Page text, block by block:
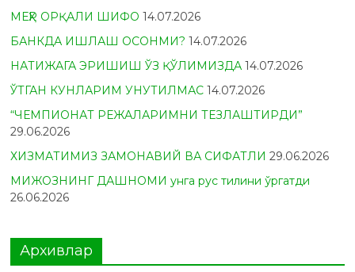
МЕҲР ОРҚАЛИ ШИФО 14.07.2026
БАНКДА ИШЛАШ ОСОНМИ? 14.07.2026
НАТИЖАГА ЭРИШИШ ЎЗ ҚЎЛИМИЗДА 14.07.2026
ЎТГАН КУНЛАРИМ УНУТИЛМАС 14.07.2026
“ЧЕМПИОНАТ РЕЖАЛАРИМНИ ТЕЗЛАШТИРДИ”
29.06.2026
ХИЗМАТИМИЗ ЗАМОНАВИЙ ВА СИФАТЛИ 29.06.2026
МИЖОЗНИНГ ДАШНОМИ унга рус тилини ўргатди
26.06.2026
Архивлар